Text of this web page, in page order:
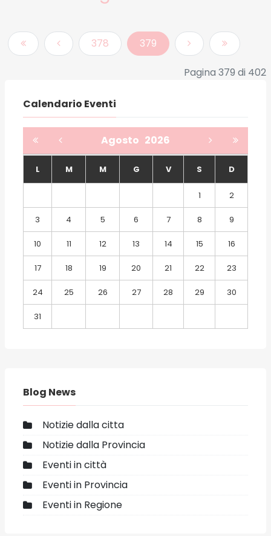
378 379
Pagina 379 di 402
Calendario Eventi
Agosto 2026
L M M G V S D
1 2
3 4 5 6 7 8 9
10 11 12 13 14 15 16
17 18 19 20 21 22 23
24 25 26 27 28 29 30
31
Blog News
Notizie dalla citta
Notizie dalla Provincia
Eventi in città
Eventi in Provincia
Eventi in Regione